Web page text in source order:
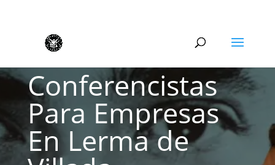
Conferencistas
Para Empresas
En Lerma de